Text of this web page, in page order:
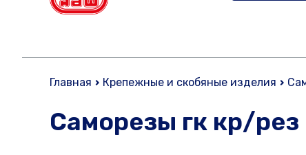
Главная Крепежные и скобяные изделия
Саморезы гк кр/